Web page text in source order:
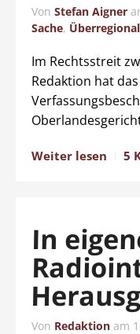
Von Stefan Aigner
Sache, Überregional
Im Rechtsstreit
Redaktion hat
Weiter lesen 5
In
Von Redaktion am